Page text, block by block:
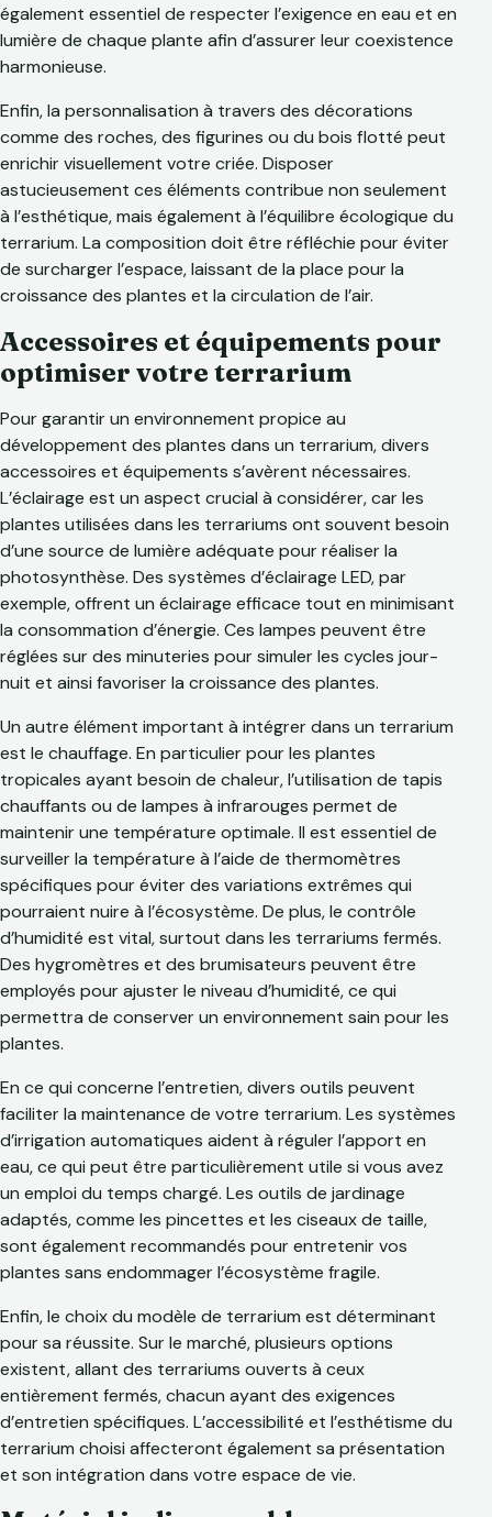
également essentiel de respecter l’exigence en eau et en
lumière de chaque plante afin d’assurer leur coexistence
harmonieuse.
Enfin, la personnalisation à travers des décorations
comme des roches, des figurines ou du bois flotté peut
enrichir visuellement votre criée. Disposer
astucieusement ces éléments contribue non seulement
à l’esthétique, mais également à l’équilibre écologique du
terrarium. La composition doit être réfléchie pour éviter
de surcharger l’espace, laissant de la place pour la
croissance des plantes et la circulation de l’air.
Accessoires et équipements pour
optimiser votre terrarium
Pour garantir un environnement propice au
développement des plantes dans un terrarium, divers
accessoires et équipements s’avèrent nécessaires.
L’éclairage est un aspect crucial à considérer, car les
plantes utilisées dans les terrariums ont souvent besoin
d’une source de lumière adéquate pour réaliser la
photosynthèse. Des systèmes d’éclairage LED, par
exemple, offrent un éclairage efficace tout en minimisant
la consommation d’énergie. Ces lampes peuvent être
réglées sur des minuteries pour simuler les cycles jour-
nuit et ainsi favoriser la croissance des plantes.
Un autre élément important à intégrer dans un terrarium
est le chauffage. En particulier pour les plantes
tropicales ayant besoin de chaleur, l’utilisation de tapis
chauffants ou de lampes à infrarouges permet de
maintenir une température optimale. Il est essentiel de
surveiller la température à l’aide de thermomètres
spécifiques pour éviter des variations extrêmes qui
pourraient nuire à l’écosystème. De plus, le contrôle
d’humidité est vital, surtout dans les terrariums fermés.
Des hygromètres et des brumisateurs peuvent être
employés pour ajuster le niveau d’humidité, ce qui
permettra de conserver un environnement sain pour les
plantes.
En ce qui concerne l’entretien, divers outils peuvent
faciliter la maintenance de votre terrarium. Les systèmes
d’irrigation automatiques aident à réguler l’apport en
eau, ce qui peut être particulièrement utile si vous avez
un emploi du temps chargé. Les outils de jardinage
adaptés, comme les pincettes et les ciseaux de taille,
sont également recommandés pour entretenir vos
plantes sans endommager l’écosystème fragile.
Enfin, le choix du modèle de terrarium est déterminant
pour sa réussite. Sur le marché, plusieurs options
existent, allant des terrariums ouverts à ceux
entièrement fermés, chacun ayant des exigences
d’entretien spécifiques. L’accessibilité et l’esthétisme du
terrarium choisi affecteront également sa présentation
et son intégration dans votre espace de vie.